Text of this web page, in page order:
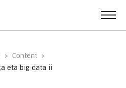
Content
eta big data ii